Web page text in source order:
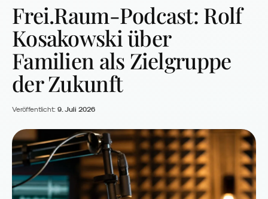
Frei.Raum-Podcast: Rolf
Kosakowski über
Familien als Zielgruppe
der Zukunft
Veröffentlicht: 9. Juli 2026